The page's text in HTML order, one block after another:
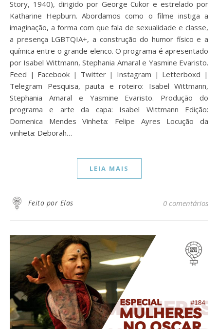
Story, 1940), dirigido por George Cukor e estrelado por
Katharine Hepburn. Abordamos como o filme instiga a
imaginação, a forma com que fala de sexualidade e classe,
a presença LGBTQIA+, a construção do humor físico e a
química entre o grande elenco. O programa é apresentado
por Isabel Wittmann, Stephania Amaral e Yasmine Evaristo.
Feed | Facebook | Twitter | Instagram | Letterboxd |
Telegram Pesquisa, pauta e roteiro: Isabel Wittmann,
Stephania Amaral e Yasmine Evaristo. Produção do
programa e arte da capa: Isabel Wittmann Edição:
Domenica Mendes Vinheta: Felipe Ayres Locução da
vinheta: Deborah…
LEIA MAIS
Feito por Elas 0 comentários